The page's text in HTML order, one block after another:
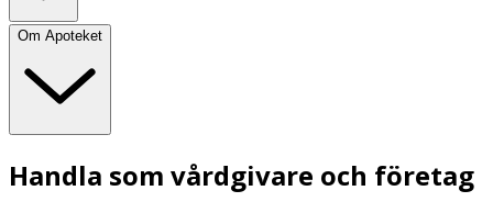
Om Apoteket
Handla som vårdgivare och företag